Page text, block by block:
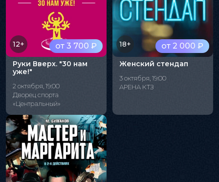
от 3 700 ₽
12+
Руки Вверх. "30 нам
уже!"
2 октября, 19:00
Дворец спорта
«Центральный»
от 2 000 ₽
18+
Женский стендап
3 октября, 19:00
АРЕНА КТЗ